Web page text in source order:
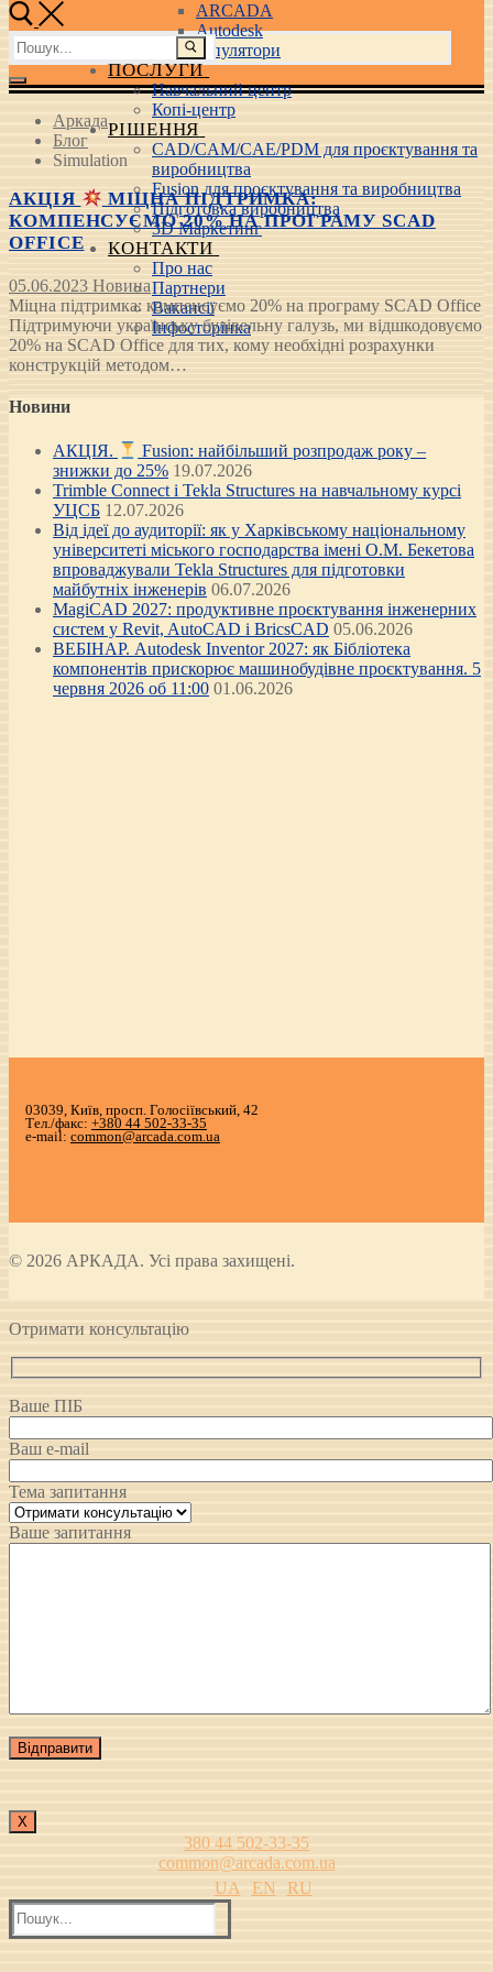
ARCADA
Autodesk
3D маніпулятори
ПОСЛУГИ
Навчальний центр
Копі-центр
РІШЕННЯ
CAD/CAM/CAE/PDM для проєктування та
виробництва
Fusion для проєктування та виробництва
Підготовка виробництва
3D Маркетинг
КОНТАКТИ
Про нас
Партнери
Вакансії
Інфосторінка
Пошук:
Аркада
Блог
Simulation
АКЦІЯ
МІЦНА ПІДТРИМКА:
КОМПЕНСУЄМО 20% НА ПРОГРАМУ SCAD
OFFICE
05.06.2023 Новина
Міцна підтримка: компенсуємо 20% на програму SCAD Office
Підтримуючи українську будівельну галузь, ми відшкодовуємо
20% на SCAD Office для тих, кому необхідні розрахунки
конструкцій методом…
Новини
АКЦІЯ.
Fusion: найбільший розпродаж року –
знижки до 25% 19.07.2026
Trimble Connect і Tekla Structures на навчальному курсі
УЦСБ 12.07.2026
Від ідеї до аудиторії: як у Харківському національному
університеті міського господарства імені О.М. Бекетова
впроваджували Tekla Structures для підготовки
майбутніх інженерів 06.07.2026
MagiCAD 2027: продуктивне проєктування інженерних
систем у Revit, AutoCAD і BricsCAD 05.06.2026
ВЕБІНАР. Autodesk Inventor 2027: як Бібліотека
компонентів прискорює машинобудівне проєктування. 5
червня 2026 об 11:00 01.06.2026
03039, Київ, просп. Голосіївський, 42
Тел./факс: +380 44 502-33-35
e-mail: common@arcada.com.ua
© 2026 АРКАДА. Усі права захищені.
Отримати консультацію
Ваше ПІБ
Ваш e-mail
Тема запитання
Ваше запитання
Х
380 44 502-33-35
common@arcada.com.ua
UA
EN
RU
Пошук: